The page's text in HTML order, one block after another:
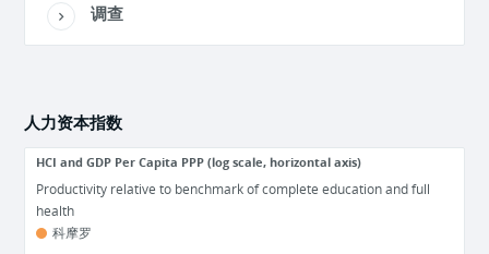
调查
人力资本指数
HCI and GDP Per Capita PPP (log scale, horizontal axis)
Productivity relative to benchmark of complete education and full
health
科摩罗